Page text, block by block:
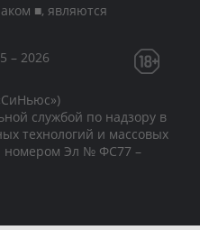
■, являются
– 2026
службой по надзору в
технологий и массовых
номером Эл № ФС77 –